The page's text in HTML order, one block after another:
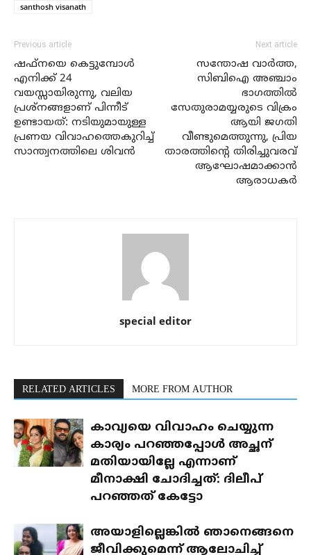
santhosh visanath
Previous article
ഷഫ്‌നയെ കെട്ടുമ്പോൾ
എനിക്ക് 24
വയസ്സായിരുന്നു, വലിയ
പ്രശ്നങ്ങളാണ് പിന്നീട്
ഉണ്ടായത്: നടിയുമായുള്ള
പ്രണയ വിവാഹത്തെകുറിച്ച്
സാന്ത്വനത്തിലെ ശിവൻ
Next article
സന്തോഷ വാർത്ത,
സിബിഐ അഞ്ചാം
ഭാഗത്തിൽ
സേതുരാമയ്യരുടെ വിക്രം
ആയി ജഗതി
വീണ്ടുമെത്തുന്നു, പ്രിയ
താരത്തിന്റെ തിരിച്ചുവരവ്
ആഘോഷമാക്കാൻ
ആരാധകർ
special editor
RELATED ARTICLES MORE FROM AUTHOR
കാവ്യയെ വിവാഹം ചെയ്യുന്ന
കാര്യം പറഞ്ഞപ്പോൾ അച്ഛന്
മതിയായില്ലേ എന്നാണ്
മീനാക്ഷി ചോദിച്ചത്: ദിലീപ്
പറഞ്ഞത് കേട്ടോ
അയാളില്ലെങ്കിൽ ഞാനെങ്ങനെ
ജീവിക്കുമെന്ന് ആലോചിച്ച്